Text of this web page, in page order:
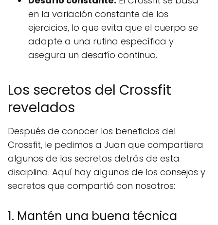
en la variación constante de los
ejercicios, lo que evita que el cuerpo se
adapte a una rutina específica y
asegura un desafío continuo.
Los secretos del Crossfit
revelados
Después de conocer los beneficios del
Crossfit, le pedimos a Juan que compartiera
algunos de los secretos detrás de esta
disciplina. Aquí hay algunos de los consejos y
secretos que compartió con nosotros:
1. Mantén una buena técnica